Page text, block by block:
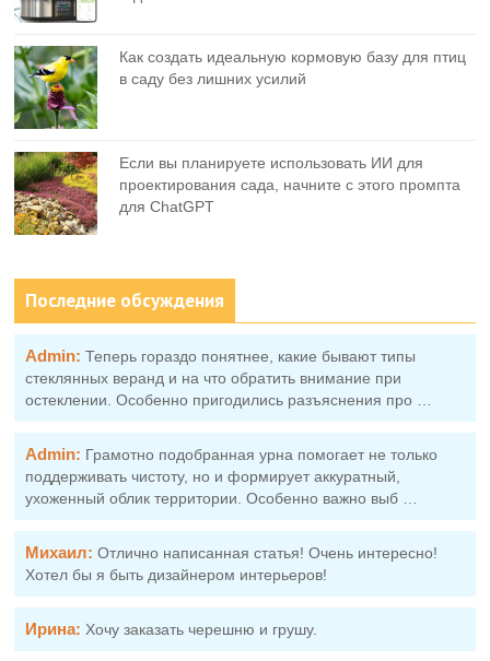
Как создать идеальную кормовую базу для птиц
в саду без лишних усилий
Если вы планируете использовать ИИ для
проектирования сада, начните с этого промпта
для ChatGPT
Последние обсуждения
Admin: Теперь гораздо понятнее, какие бывают типы
стеклянных веранд и на что обратить внимание при
остеклении. Особенно пригодились разъяснения про …
Admin: Грамотно подобранная урна помогает не только
поддерживать чистоту, но и формирует аккуратный,
ухоженный облик территории. Особенно важно выб …
Михаил: Отлично написанная статья! Очень интересно!
Хотел бы я быть дизайнером интерьеров!
Ирина: Хочу заказать черешню и грушу.